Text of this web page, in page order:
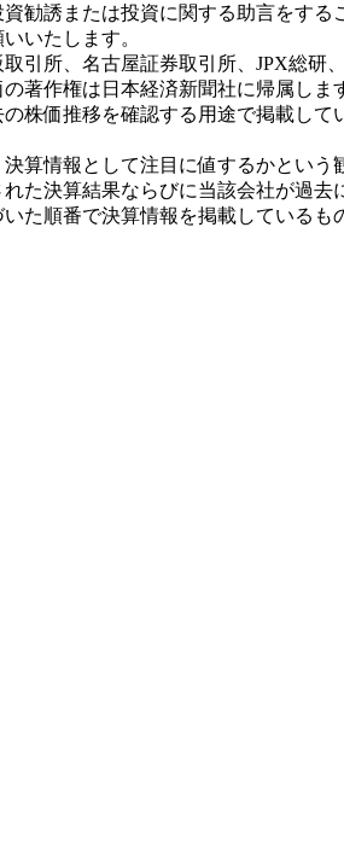
勧誘または投資に関する助言をする
いたします。
所、名古屋証券取引所、JPX総研
著作権は日本経済新聞社に帰属しま
株価推移を確認する用途で掲載し
算情報として注目に値するかとい
た決算結果ならびに当該会社が過
た順番で決算情報を掲載している